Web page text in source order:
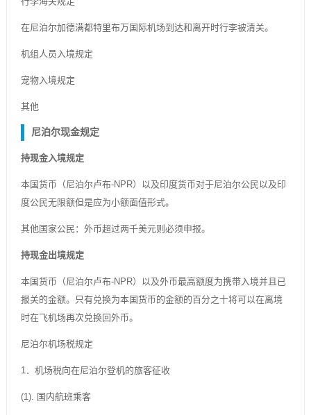
在尼泊尔加德满都特里布万国际机场到达和离开时行李被清关。
机组人员入境规定
宠物入境规定
其他
尼泊尔现金规定
持现金入境规定
本国货币（尼泊尔卢布-NPR）以及印度货币对于尼泊尔公民以及印
度公民无限额但是应为小额面值形式。
其他国家公民：外币超过两千美元则必须申报。
持现金出境规定
本国货币（尼泊尔卢布-NPR）以及外币最高额度为携带入境并且已
报关的金额。只有兑换为本国货币的金额的百分之十将可以在离境
时在飞机场再次兑换回外币。
尼泊尔机场税规定
1．机场税向在尼泊尔登机的旅客征收
(1). 国内航班乘客